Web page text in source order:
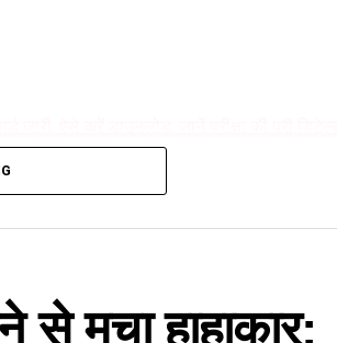
में
(Step-by-Step)
मचा हाहाकार: